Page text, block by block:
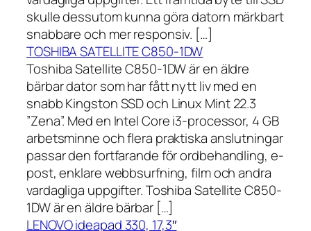
skulle dessutom kunna göra datorn märkbart
snabbare och mer responsiv. […]
TOSHIBA SATELLITE C850-1DW
Toshiba Satellite C850-1DW är en äldre
bärbar dator som har fått nytt liv med en
snabb Kingston SSD och Linux Mint 22.3
”Zena”. Med en Intel Core i3-processor, 4 GB
arbetsminne och flera praktiska anslutningar
passar den fortfarande för ordbehandling, e-
post, enklare webbsurfning, film och andra
vardagliga uppgifter. Toshiba Satellite C850-
1DW är en äldre bärbar […]
LENOVO ideapad 330, 17,3″